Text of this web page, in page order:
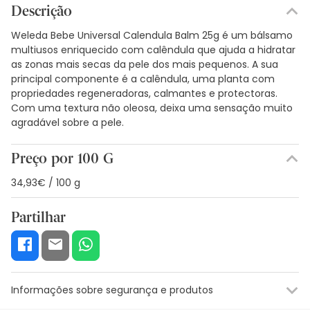
Descrição
Weleda Bebe Universal Calendula Balm 25g é um bálsamo
multiusos enriquecido com calêndula que ajuda a hidratar
as zonas mais secas da pele dos mais pequenos. A sua
principal componente é a calêndula, uma planta com
propriedades regeneradoras, calmantes e protectoras.
Com uma textura não oleosa, deixa uma sensação muito
agradável sobre a pele.
Preço por 100 G
34,93€ / 100 g
Partilhar
Informações sobre segurança e produtos